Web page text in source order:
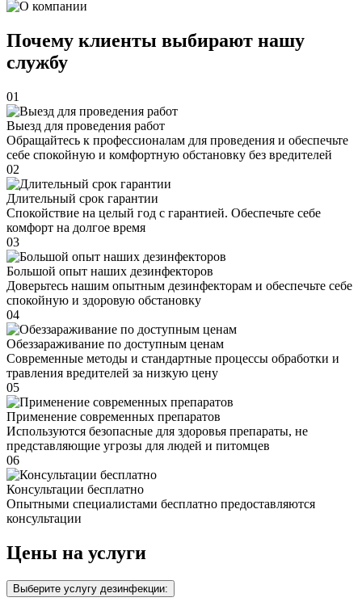
Почему клиенты выбирают нашу
службу
01
Выезд для проведения работ
Обращайтесь к профессионалам для проведения и обеспечьте
себе спокойную и комфортную обстановку без вредителей
02
Длительный срок гарантии
Спокойствие на целый год с гарантией. Обеспечьте себе
комфорт на долгое время
03
Большой опыт наших дезинфекторов
Доверьтесь нашим опытным дезинфекторам и обеспечьте себе
спокойную и здоровую обстановку
04
Обеззараживание по доступным ценам
Современные методы и стандартные процессы обработки и
травления вредителей за низкую цену
05
Применение современных препаратов
Используются безопасные для здоровья препараты, не
представляющие угрозы для людей и питомцев
06
Консультации бесплатно
Опытными специалистами бесплатно предоставляются
консультации
Цены на услуги
Выберите услугу дезинфекции: